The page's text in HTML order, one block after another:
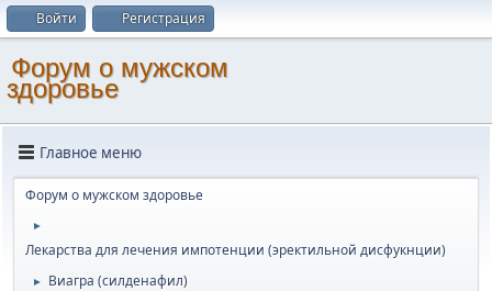
Войти Регистрация
Форум о мужском
здоровье
Главное меню
Форум о мужском здоровье
►
Лекарства для лечения импотенции (эректильной дисфукнции)
► Виагра (силденафил)